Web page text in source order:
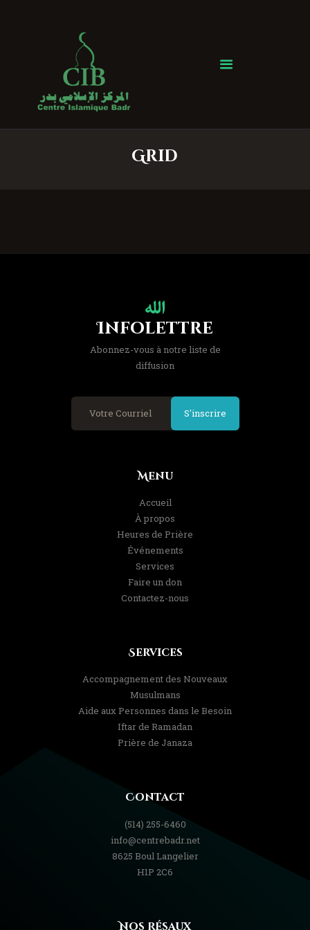
Grid
Centre Islamique Badr
Accueil
À propos
Infolettre
Abonnez-vous à notre liste de
diffusion
S'inscrire
Menu
Accueil
À propos
Heures de Prière
Événements
Services
Faire un don
Contactez-nous
Services
Accompagnement des Nouveaux
Musulmans
Aide aux Personnes dans le Besoin
Iftar de Ramadan
Prière de Janaza
Contact
(514) 255-6460
info@centrebadr.net
8625 Boul Langelier
H1P 2C6
Nos Résaux